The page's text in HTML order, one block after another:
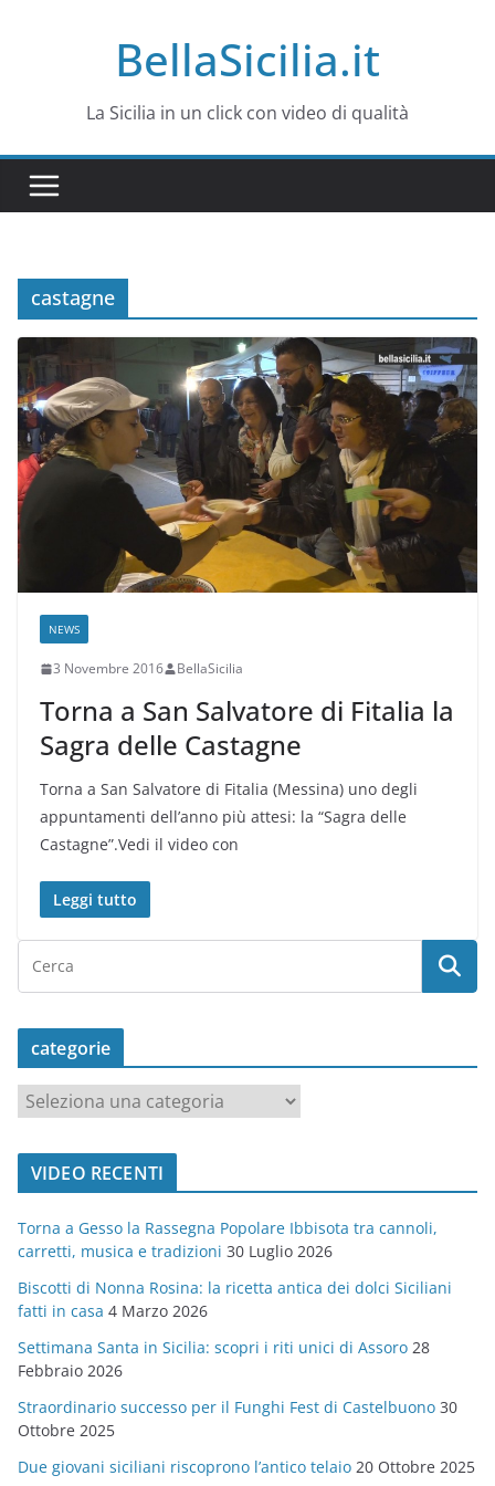
BellaSicilia.it
La Sicilia in un click con video di qualità
castagne
NEWS
3 Novembre 2016 BellaSicilia
Torna a San Salvatore di Fitalia la
Sagra delle Castagne
Torna a San Salvatore di Fitalia (Messina) uno degli
appuntamenti dell’anno più attesi: la “Sagra delle
Castagne”.Vedi il video con
Leggi tutto
categorie
t
o
r
i
e
VIDEO RECENTI
Torna a Gesso la Rassegna Popolare Ibbisota tra cannoli,
carretti, musica e tradizioni 30 Luglio 2026
Biscotti di Nonna Rosina: la ricetta antica dei dolci Siciliani
fatti in casa 4 Marzo 2026
Settimana Santa in Sicilia: scopri i riti unici di Assoro 28
Febbraio 2026
Straordinario successo per il Funghi Fest di Castelbuono 30
Ottobre 2025
Due giovani siciliani riscoprono l’antico telaio 20 Ottobre 2025